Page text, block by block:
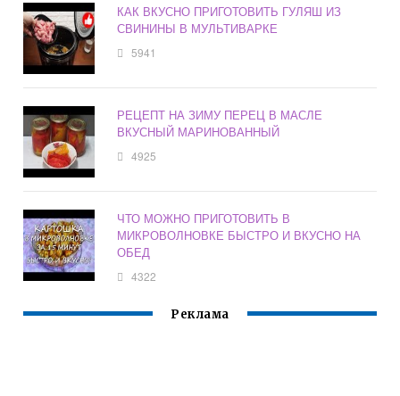
КАК ВКУСНО ПРИГОТОВИТЬ ГУЛЯШ ИЗ
СВИНИНЫ В МУЛЬТИВАРКЕ
5941
РЕЦЕПТ НА ЗИМУ ПЕРЕЦ В МАСЛЕ
ВКУСНЫЙ МАРИНОВАННЫЙ
4925
ЧТО МОЖНО ПРИГОТОВИТЬ В
МИКРОВОЛНОВКЕ БЫСТРО И ВКУСНО НА
ОБЕД
4322
Реклама